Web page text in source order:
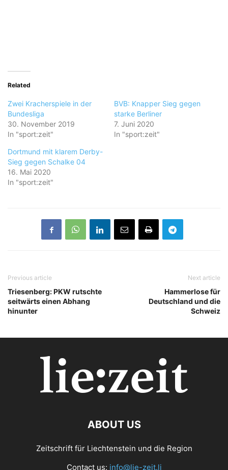
Related
Zwei Kracherspiele in der
Bundesliga
30. November 2019
In "sport:zeit"
BVB: Knapper Sieg gegen
starke Berliner
7. Juni 2020
In "sport:zeit"
Dortmund mit klarem Derby-
Sieg gegen Schalke 04
16. Mai 2020
In "sport:zeit"
Previous article
Triesenberg: PKW rutschte
seitwärts einen Abhang
hinunter
Next article
Hammerlose für
Deutschland und die
Schweiz
ABOUT US
Zeitschrift für Liechtenstein und die Region
Contact us: info@lie-zeit.li